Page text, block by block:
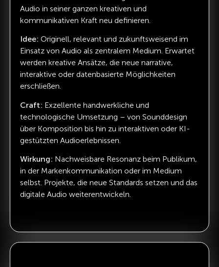
Audio in seiner ganzen kreativen und
kommunikativen Kraft neu definieren.
Idee: Originell, relevant und zukunftsweisend im
Einsatz von Audio als zentralem Medium. Erwartet
werden kreative Ansätze, die neue narrative,
interaktive oder datenbasierte Möglichkeiten
erschließen.
Craft: Exzellente handwerkliche und
technologische Umsetzung – von Sounddesign
über Komposition bis hin zu interaktiven oder KI-
gestützten Audioerlebnissen.
Wirkung: Nachweisbare Resonanz beim Publikum,
in der Markenkommunikation oder im Medium
selbst. Projekte, die neue Standards setzen und das
digitale Audio weiterentwickeln.